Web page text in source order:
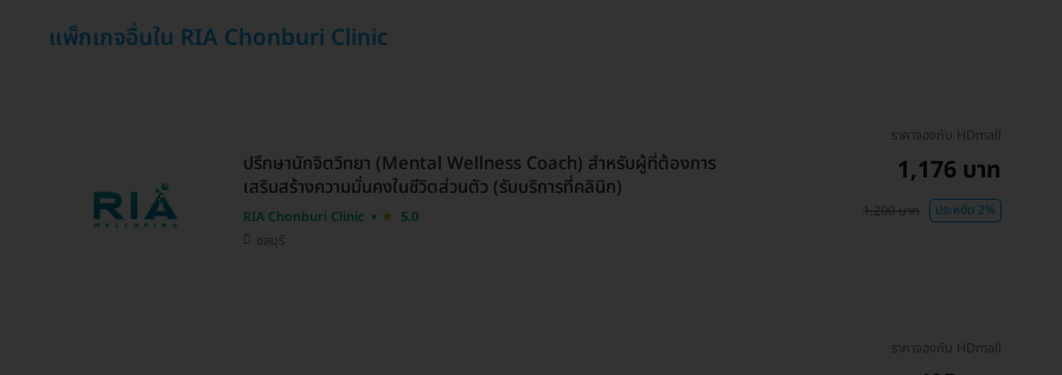
แพ็กเกจอื่นใน RIA Chonburi Clinic
ปรึกษานักจิตวิทยา (Mental Wellness Coach) สำหรับผู้ที่ต้องการ
เสริมสร้างความมั่นคงในชีวิตส่วนตัว (รับบริการที่คลินิก)
RIA Chonburi Clinic
5.0
ชลบุรี
ราคาจองกับ HDmall
1,176 บาท
1,200 บาท ประหยัด 2%
ราคาจองกับ HDmall